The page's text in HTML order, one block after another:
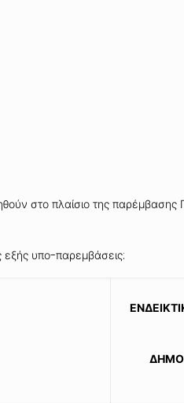
στο πλαίσιο της
εξής υπο-παρεμβάσεις: